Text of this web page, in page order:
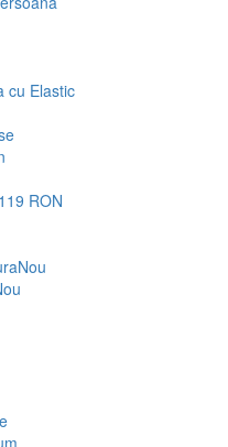
cu Elastic
RON
Nou